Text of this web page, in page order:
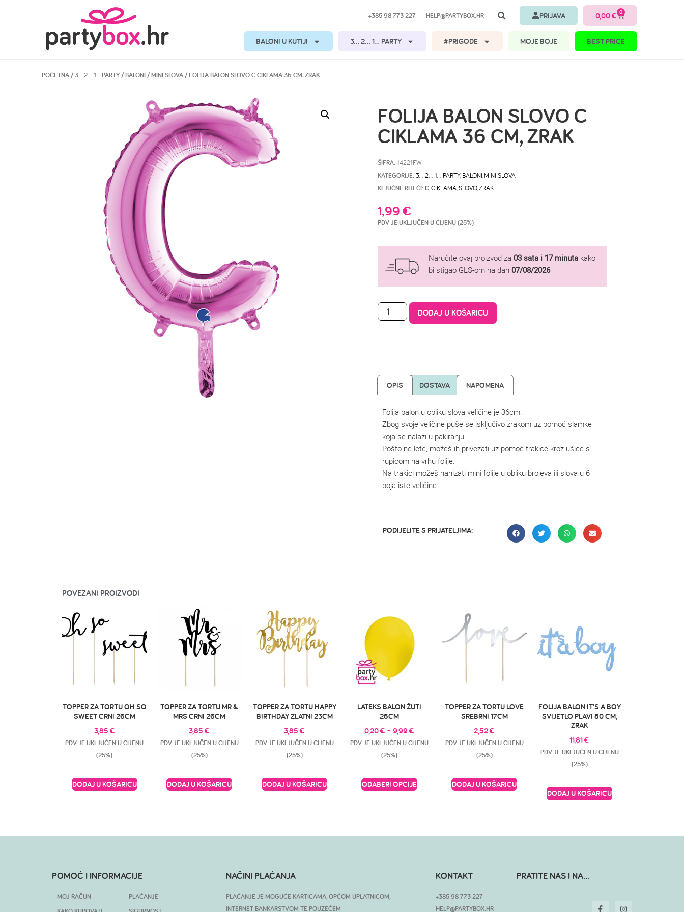
+385 98 773 227 HELP@PARTYBOX.HR PRIJAVA 0,00€ 0
BALONI U KUTIJI 3… 2… 1… PARTY #PRIGODE MOJE BOJE BEST PRICE
POČETNA/3… 2… 1… PARTY/BALONI/MINI SLOVA/ FOLIJA BALON SLOVO C CIKLAMA 36 CM, ZRAK
FOLIJA BALON SLOVO C
CIKLAMA 36 CM, ZRAK
ŠIFRA: 14221FW
KATEGORIJE: 3… 2… 1… PARTY, BALONI MINI SLOVA
KLJUČNE RIJEČI: C CIKLAMA SLOVO,ZRAK
1,99€
PDV JE UKLJUČEN U CIJENU (25%)
Naručite ovaj proizvod za 03 sata i 17 minuta kako
bi stigao GLS-om na dan 07/08/2026
DODAJ U KOŠARICU
OPIS DOSTAVA NAPOMENA
Folija balon u obliku slova veličine je 36cm.
Zbog svoje veličine puše se isključivo zrakom uz pomoć slamke
koja se nalazi u pakiranju.
Pošto ne lete, možeš ih privezati uz pomoć trakice kroz ušice s
rupicom na vrhu folije.
Na trakici možeš nanizati mini folije u obliku brojeva ili slova u 6
boja iste veličine.
PODIJELITE S PRIJATELJIMA:
POVEZANI PROIZVODI
TOPPER ZA TORTU OH SO
SWEET CRNI 26CM
3,85 €
PDV JE UKLJUČEN U CIJENU
(25%)
DODAJ U KOŠARICU
TOPPER ZA TORTU MR &
MRS CRNI 26CM
3,85€
PDV JE UKLJUČEN U CIJENU
(25%)
DODAJ U KOŠARICU
TOPPER ZA TORTU HAPPY
BIRTHDAY ZLATNI 23CM
3,85€
PDV JE UKLJUČEN U CIJENU
(25%)
DODAJ U KOŠARICU
LATEKS BALON ŽUTI
25CM
0,20€ – 9,99€
PDV JE UKLJUČEN U CIJENU
(25%)
ODABERI OPCIJE
TOPPER ZA TORTU LOVE
SREBRNI 17CM
2,52€
PDV JE UKLJUČEN U CIJENU
(25%)
DODAJ U KOŠARICU
FOLIJA BALON IT’S A BOY
SVIJETLO PLAVI 80 CM,
ZRAK
11,81€
PDV JE UKLJUČEN U CIJENU
(25%)
DODAJ U KOŠARICU
POMOĆ I INFORMACIJE
MOJ RAČUN
PLAĆANJE
NAČINI PLAĆANJA
PLAĆANJE JE MOGUĆE KARTICAMA, OPĆOM UPLATNICOM,
INTERNET BANKARSTVOM TE POUZEĆEM
KONTAKT
+385 98 773 227
HELP@PARTYBOX.HR
PRATITE NAS I NA...